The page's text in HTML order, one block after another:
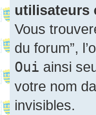
utilisateurs
Vous
du forum”,
Oui ainsi
votre nom
invisibles.